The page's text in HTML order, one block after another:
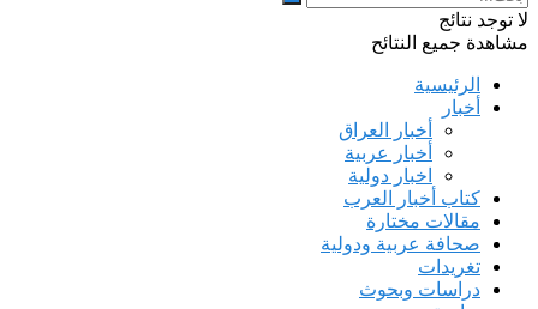
لا توجد نتائج
مشاهدة جميع النتائح
الرئيسية
أخبار
أخبار العراق
أخبار عربية
اخبار دولية
كتاب أخبار العرب
مقالات مختارة
صحافة عربية ودولية
تغريدات
دراسات وبحوث